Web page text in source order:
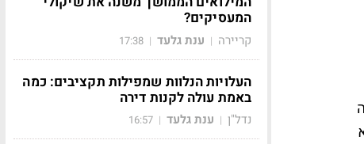
המעסיקים?
קריירה | ענת גלעד |
17:38
העלויות הנלוות שמפילות תקציבים: כמה
באמת עולה לקנות דירה
נדל"ן | ענת גלעד |
16:57